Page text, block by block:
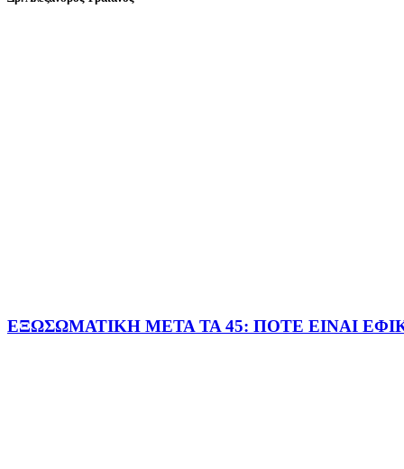
ΕΞΩΣΩΜΑΤΙΚΗ ΜΕΤΑ ΤΑ 45: ΠΟΤΕ ΕΙΝΑΙ